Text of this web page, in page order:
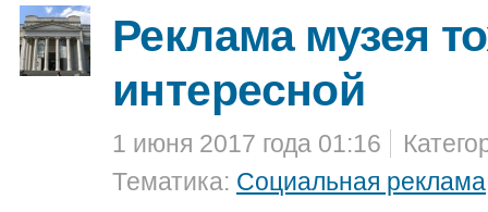
Реклама музея
интересной
1 июня 2017 года 01:16
Тематика: Социальная реклама